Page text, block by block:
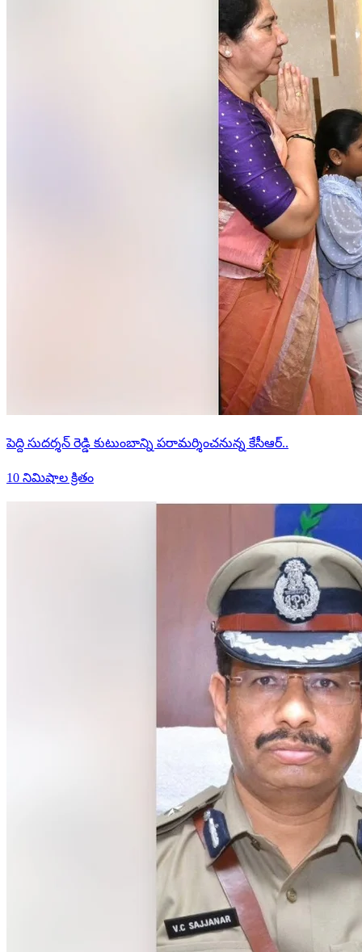
పెద్ది సుదర్శన్ రెడ్డి కుటుంబాన్ని పరామర్శించనున్న కేసీఆర్..
10 నిమిషాల క్రితం